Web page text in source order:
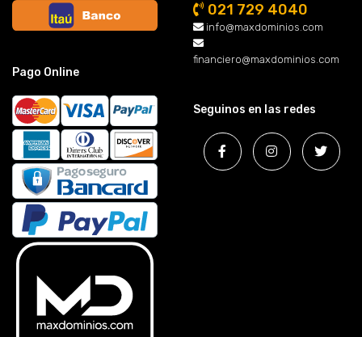
Pago Online
021 729 4040
info@maxdominios.com
financiero@maxdominios.com
Seguinos en las redes